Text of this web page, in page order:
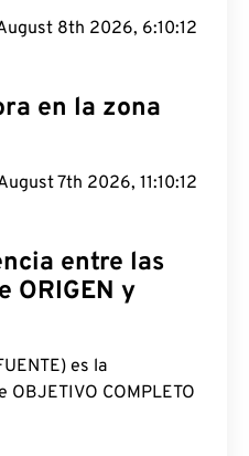
8th 2026, 6:10:13
en la zona
7th 2026, 11:10:13
entre las
ORIGEN y
es la
OBJETIVO COMPLETO